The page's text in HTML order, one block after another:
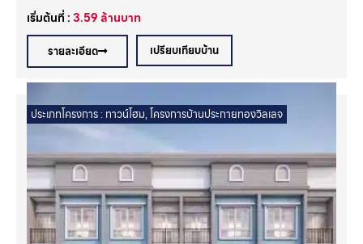
เริ่มต้นที่ :3.59ล้านบาท
รายละเอียด เปรียบเทียบบ้าน
ประเภทโครงการ :ทาวน์โฮม,โครงการบ้านประกายทองวิลเลจ